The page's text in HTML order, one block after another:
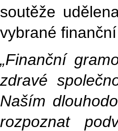
soutěže
vybrané
„Finanční
zdravé
Naším
rozpoznat